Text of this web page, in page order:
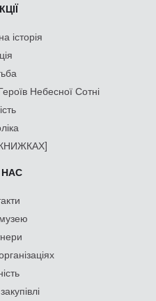
історія
Небесної Сотні